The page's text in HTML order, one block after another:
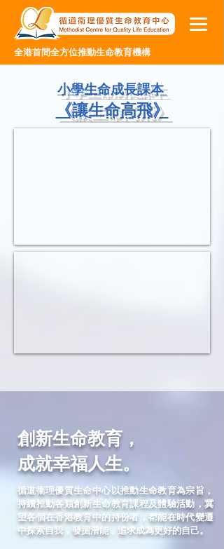
全港首間全方位推動生命教育機構
小學生命成長課本
《讓生命高飛》
​創新生命教育，
成就幸福人生。
循道衞理優質生命中心以推動生命教育為宗旨，
持續推動各類創新生命教育課程及體驗活動，冀
望各個在香港教育中的持份者，都能在時代變遷
中探索自我，發掘潛能，追求成為更好的自己。